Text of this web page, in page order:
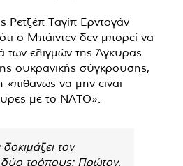
Ταγίπ Ερντογάν
ο Μπάιντεν δεν μπορεί να
των ελιγμών της Άγκυρας
ουκρανικής σύγκρουσης,
να μην είναι
με το ΝΑΤΟ».
τον
δύο τρόπους: Πρώτον,